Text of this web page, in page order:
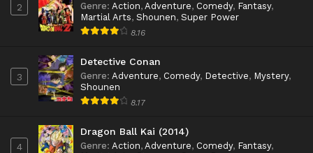
2 Genre: Action, Adventure, Comedy, Fantasy,
Martial Arts, Shounen, Super Power
8.16
3
Detective Conan
Genre: Adventure, Comedy, Detective, Mystery,
Shounen
8.17
4
Dragon Ball Kai (2014)
Genre: Action, Adventure, Comedy, Fantasy,